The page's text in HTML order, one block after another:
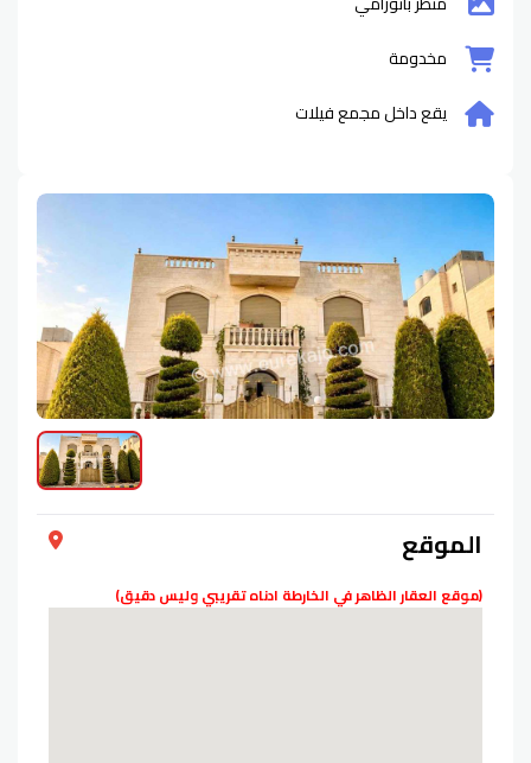
الموقع
(موقع العقار الظاهر في الخارطة ادناه تقريبي وليس دقيق)
مخدومة
يقع داخل مجمع فيلات